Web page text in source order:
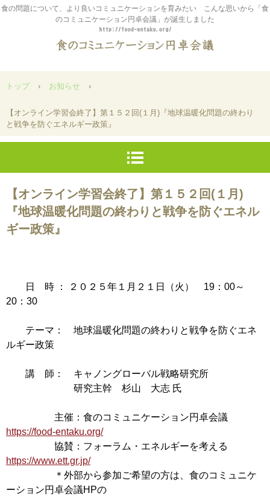
食の問題について、より良いコミュニケーションを育みたい こんな思いから「食
のコミュニケーション円卓会議」が誕生しました
トップ › お知らせ ›
【オンライン学習会終了】第１５２回(１月)『地球温暖化問題の終わり
と戦争を防ぐエネルギー政策』
【オンライン学習会終了】第１５２回(１月)
『地球温暖化問題の終わりと戦争を防ぐエネル
ギー政策』
日 時 ： ２０２５年１月２１日（火） 19：00～
20：30
テーマ： 地球温暖化問題の終わりと戦争を防ぐエネ
ルギー政策
講 師： キャノングローバル戦略研究所
研究主幹 杉山 大志 氏
主催：食のコミュニケーション円卓会議
https://food-entaku.org/
協賛：フォーラム・エネルギーを考える
https://www.ett.gr.jp/
＊外部から参加ご希望の方は、食のコミュニケ
ーション円卓会議HPの